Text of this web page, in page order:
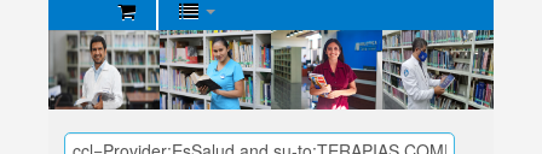
Biblioteca
Central
EsSalud